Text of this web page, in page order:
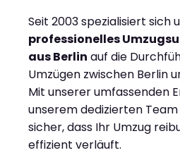
Seit 2003 spezialisiert sich
professionelles
aus Berlin auf die
Umzügen zwischen Berlin
Mit unserer umfassenden
unserem dedizierten
sicher, dass Ihr Umzug
effizient verläuft.